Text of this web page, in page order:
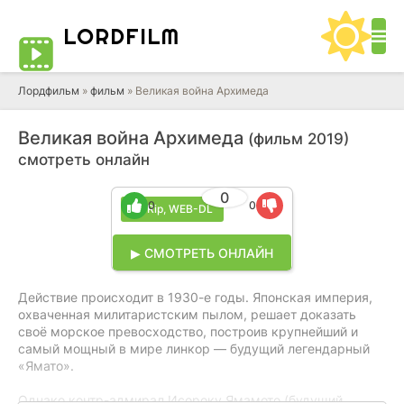
LORDFILM
Лордфильм » фильм » Великая война Архимеда
Великая война Архимеда (фильм 2019)
смотреть онлайн
BDRip, WEB-DL
0
0 0
▶ СМОТРЕТЬ ОНЛАЙН
Действие происходит в 1930-е годы. Японская империя,
охваченная милитаристским пылом, решает доказать
своё морское превосходство, построив крупнейший и
самый мощный в мире линкор — будущий легендарный
«Ямато».
Однако контр-адмирал Исороку Ямамото (будущий